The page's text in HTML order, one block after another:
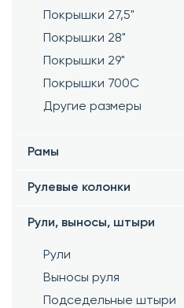
Покрышки 27,5"
Покрышки 28"
Покрышки 29"
Покрышки 700C
Другие размеры
Рамы
Рулевые колонки
Рули, выносы, штыри
Рули
Выносы руля
Подседельные штыри